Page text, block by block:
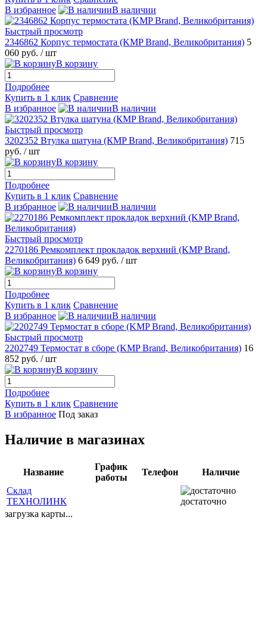
В избранное
В наличии
Быстрый просмотр
2346862 Корпус термостата (KMP Brand, Великобритания) 5
060 руб. / шт
В корзину
Подробнее
Купить в 1 клик Сравнение
В избранное
В наличии
Быстрый просмотр
3202352 Втулка шатуна (КMP Brand, Великобритания) 715
руб. / шт
В корзину
Подробнее
Купить в 1 клик Сравнение
В избранное
В наличии
Быстрый просмотр
2270186 Ремкомплект прокладок верхний (KMP Brand,
Великобритания) 6 649 руб. / шт
В корзину
Подробнее
Купить в 1 клик Сравнение
В избранное
В наличии
Быстрый просмотр
2202749 Термостат в сборе (KMP Brand, Великобритания) 16
852 руб. / шт
В корзину
Подробнее
Купить в 1 клик Сравнение
В избранное Под заказ
Наличие в магазинах
Название
График
работы
Телефон
Наличие
Склад
ТЕХНОЛИНК
достаточно
загрузка карты...